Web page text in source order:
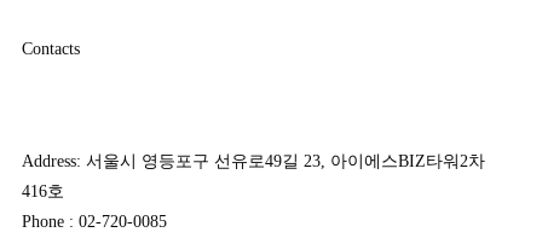
Contacts
Address: 서울시 영등포구 선유로49길 23, 아이에스BIZ타워2차
416호
Phone : 02-720-0085